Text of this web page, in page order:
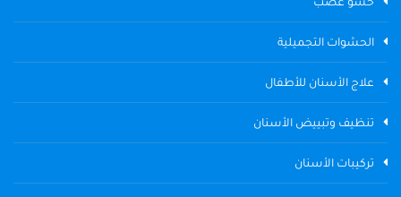
حشو عصب
الحشوات التجميلية
علاج الأسنان للأطفال
تنظيف وتبييض الأسنان
تركيبات الأسنان